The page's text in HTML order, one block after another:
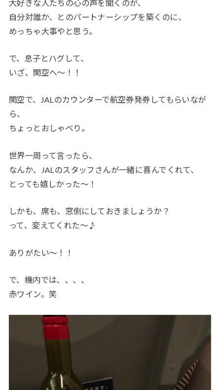
大好きな人たちの心の声を聞くのが、
自分対誰か、とのパートナーシップを築くのに、
めっちゃ大事やと思う。
で、息子とハグして、
いざ、関空へ〜！！
関空で、JALのカウンターで航空券発券してもらいなが
ら、
ちょっとおしゃべり。
世界一周って言ったら、
なんか、JALのスタッフさんが一緒に喜んでくれて、
とっても嬉しかった〜！
しかも、席も、窓側にしておきましょうか？
って、変えてくれた〜♪
ありがたい〜！！
で、機内では、、、、
赤ワイン。笑